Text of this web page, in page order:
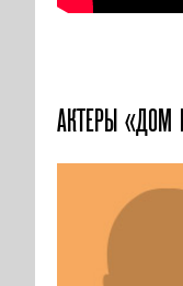
АКТЕРЫ «ДОМ